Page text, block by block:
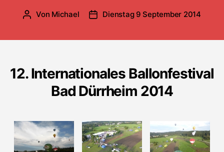
Beitragsautor
Von Michael Beitragsdatum
Dienstag 9 September 2014
12. Internationales Ballonfestival
Bad Dürrheim 2014